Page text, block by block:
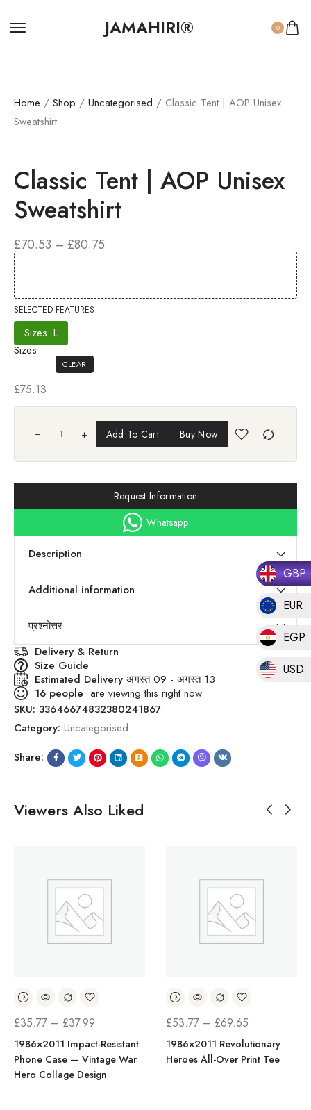
GBP
EUR
EGP
USD
JAMAHIRI® 0
Home / Shop / Uncategorised / Classic Tent | AOP Unisex
Sweatshirt
Classic Tent | AOP Unisex
Sweatshirt
£70.53 – £80.75
SELECTED FEATURES
Sizes: L
Sizes
CLEAR
£75.13
+ Add To Cart Buy Now
Request Information
Whatsapp
Description
Additional information
प्रश्नोत्तर
Delivery & Return
Size Guide
Estimated Delivery अगस्त 09 - अगस्त 13
16 people are viewing this right now
SKU: 33646674832380241867
Category: Uncategorised
Share:
Viewers Also Liked
£35.77 – £37.99
1986×2011 Impact-Resistant
Phone Case — Vintage War
Hero Collage Design
£53.77 – £69.65
1986×2011 Revolutionary
Heroes All-Over Print Tee